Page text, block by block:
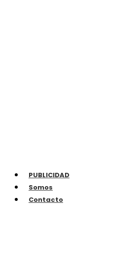
PUBLICIDAD
Somos
Contacto